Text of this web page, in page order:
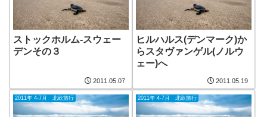
ストックホルム-スウェー
デンその３
2011.05.07
ヒルハルス(デンマーク)か
らスタヴァンゲル(ノルウ
ェー)へ
2011.05.19
2011年 4-7月 北欧旅行 2011年 4-7月 北欧旅行